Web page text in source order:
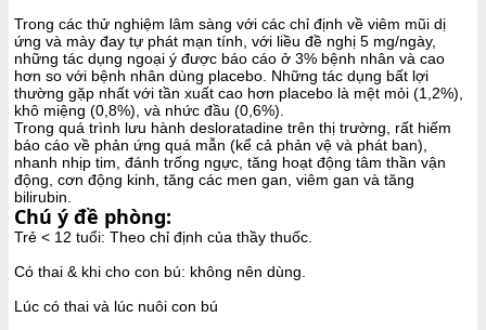
Trong các thử nghiệm lâm sàng với các chỉ định về viêm mũi dị
ứng và mày đay tự phát mạn tính, với liều đề nghị 5 mg/ngày,
những tác dụng ngoại ý được báo cáo ở 3% bệnh nhân và cao
hơn so với bệnh nhân dùng placebo. Những tác dụng bất lợi
thường gặp nhất với tần xuất cao hơn placebo là mệt mỏi (1,2%),
khô miệng (0,8%), và nhức đầu (0,6%).
Trong quá trình lưu hành desloratadine trên thị trường, rất hiếm
báo cáo về phản ứng quá mẫn (kể cả phản vệ và phát ban),
nhanh nhịp tim, đánh trống ngực, tăng hoạt động tâm thần vận
động, cơn động kinh, tăng các men gan, viêm gan và tăng
bilirubin.
Chú ý đề phòng:
Trẻ < 12 tuổi: Theo chỉ định của thầy thuốc.
Có thai & khi cho con bú: không nên dùng.
Lúc có thai và lúc nuôi con bú